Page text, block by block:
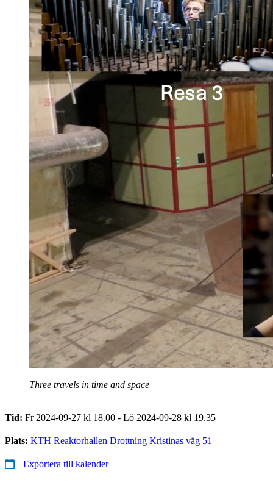
Three travels in time and space
Tid: Fr 2024-09-27 kl 18.00 - Lö 2024-09-28 kl 19.35
Plats: KTH Reaktorhallen Drottning Kristinas väg 51
Exportera till kalender